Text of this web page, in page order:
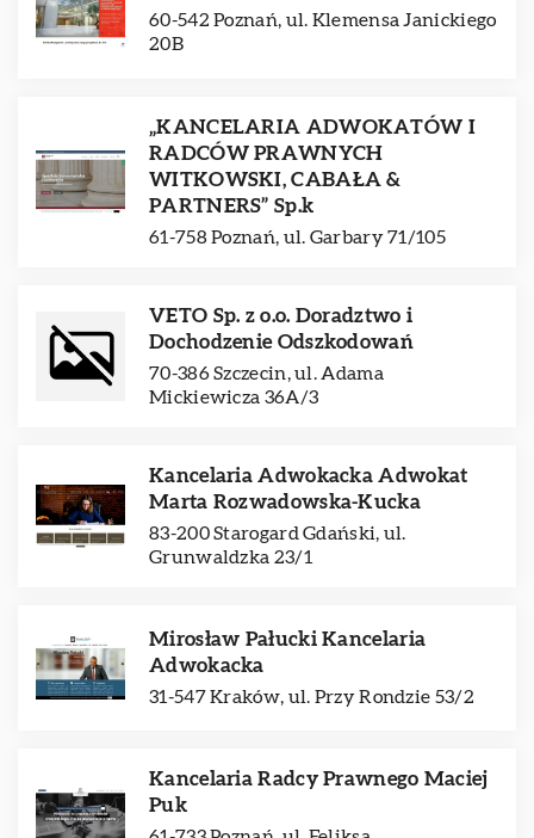
60-542 Poznań, ul. Klemensa Janickiego
20B
„KANCELARIA ADWOKATÓW I
RADCÓW PRAWNYCH
WITKOWSKI, CABAŁA &
PARTNERS” Sp.k
61-758 Poznań, ul. Garbary 71/105
VETO Sp. z o.o. Doradztwo i
Dochodzenie Odszkodowań
70-386 Szczecin, ul. Adama
Mickiewicza 36A/3
Kancelaria Adwokacka Adwokat
Marta Rozwadowska-Kucka
83-200 Starogard Gdański, ul.
Grunwaldzka 23/1
Mirosław Pałucki Kancelaria
Adwokacka
31-547 Kraków, ul. Przy Rondzie 53/2
Kancelaria Radcy Prawnego Maciej
Puk